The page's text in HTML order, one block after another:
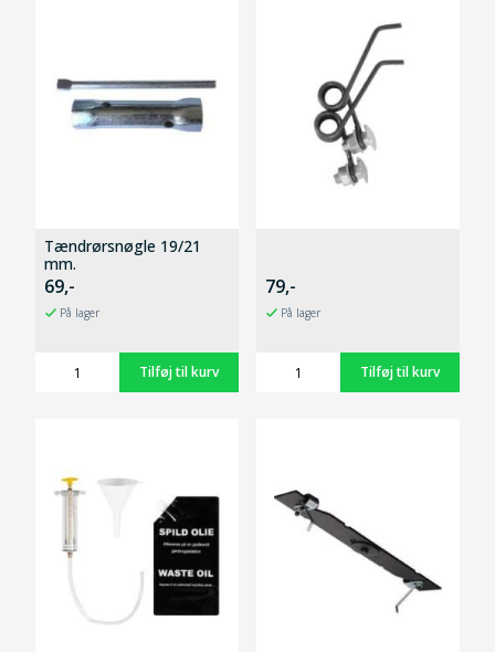
Tændrørsnøgle 19/21
mm.
69,-
På lager
79,-
På lager